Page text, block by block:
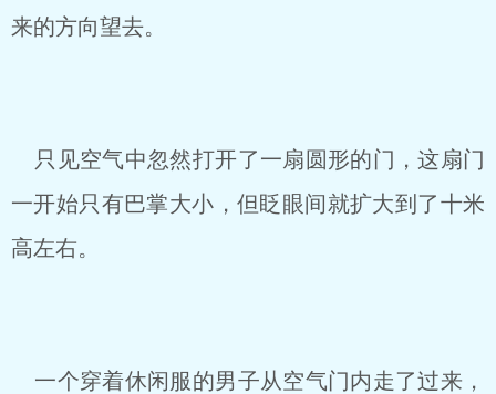
来的方向望去。
只见空气中忽然打开了一扇圆形的门，这扇门
一开始只有巴掌大小，但眨眼间就扩大到了十米
高左右。
一个穿着休闲服的男子从空气门内走了过来，